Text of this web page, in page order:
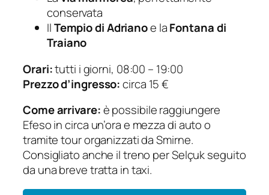
conservata
IlTempio di Adrianoe laFontana di
Traiano
Orari:tutti i giorni, 08:00 – 19:00
Prezzo d’ingresso:circa 15 €
Come arrivare:è possibile raggiungere
Efeso in circa un’ora e mezza di auto o
tramite tour organizzati da Smirne.
Consigliato anche il treno per Selçuk seguito
da una breve tratta in taxi.